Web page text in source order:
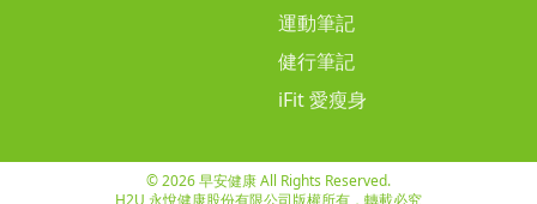
運動筆記
健行筆記
iFit 愛瘦身
© 2026 早安健康 All Rights Reserved.
H2U 永悅健康股份有限公司版權所有，轉載必究